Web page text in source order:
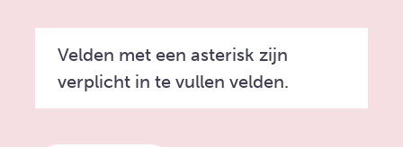
Velden met een asterisk zijn
verplicht in te vullen velden.